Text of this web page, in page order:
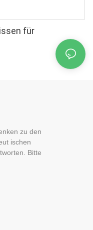
für
zu den
ischen
Bitte